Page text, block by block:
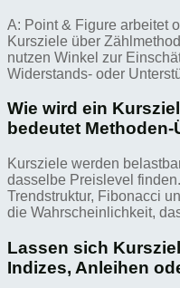
A: Point & Figure arbeitet
Kursziele über
nutzen Winkel zur
Widerstands- oder
Wie wird ein
bedeutet
Kursziele werden
dasselbe Preislevel
Trendstruktur, Fibonacci
die Wahrscheinlichkeit,
Lassen sich
Indizes, Anleihen